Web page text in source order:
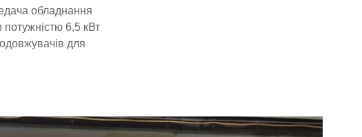
обладнання
потужністю 6,5 кВт
для